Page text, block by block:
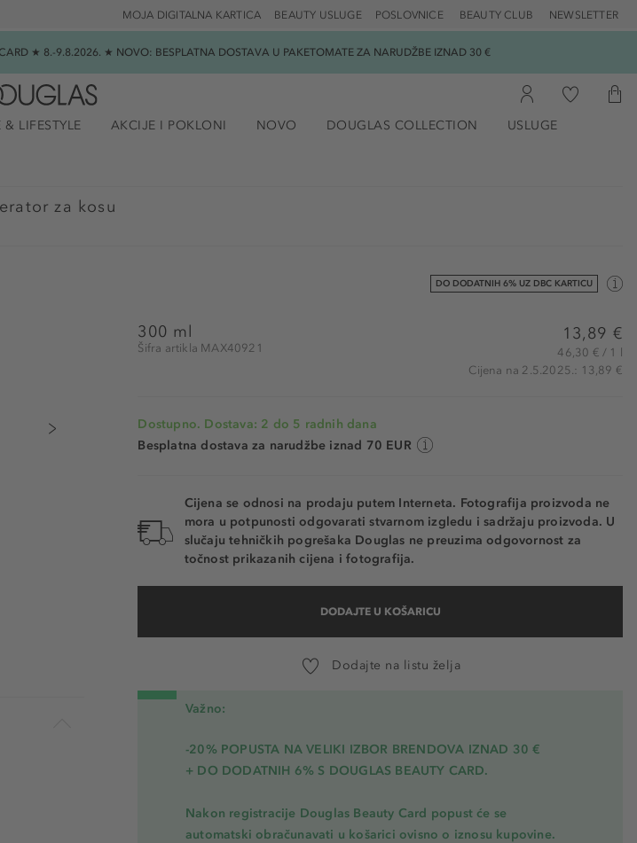
POSLOVNICE BEAUTY CLUB NEWSLETTER
BEAUTY USLUGE
MOJA DIGITALNA KARTICA
★ 8.-9.8.2026. ★ NOVO: BESPLATNA DOSTAVA U PAKETOMATE ZA NARUDŽBE IZNAD 30 €
& LIFESTYLE AKCIJE I POKLONI NOVO DOUGLAS COLLECTION USLUGE
za kosu
DO DODATNIH 6% UZ DBC KARTICU
300 ml
Šifra artikla MAX40921
13,89 €
46,30 € / 1 l
Cijena na 2.5.2025.: 13,89 €
Dostupno. Dostava: 2 do 5 radnih dana
Besplatna dostava za narudžbe iznad 70 EUR
Cijena se odnosi na prodaju putem Interneta. Fotografija proizvoda ne
mora u potpunosti odgovarati stvarnom izgledu i sadržaju proizvoda. U
slučaju tehničkih pogrešaka Douglas ne preuzima odgovornost za
točnost prikazanih cijena i fotografija.
DODAJTE U KOŠARICU
Dodajte na listu želja
Važno:
-20% POPUSTA NA VELIKI IZBOR BRENDOVA IZNAD 30 €
+ DO DODATNIH 6% S DOUGLAS BEAUTY CARD.
Nakon registracije Douglas Beauty Card popust će se
automatski obračunavati u košarici ovisno o iznosu kupovine.